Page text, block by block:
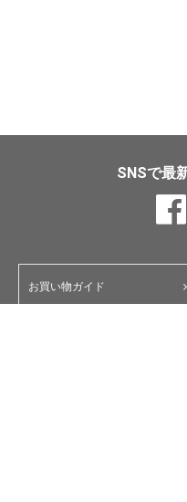
SNSで最
お買い物ガイド